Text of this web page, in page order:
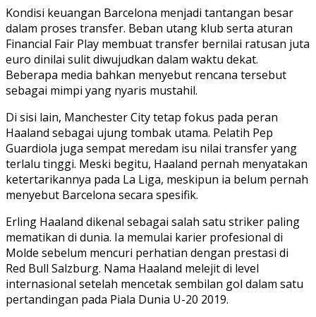
Kondisi keuangan Barcelona menjadi tantangan besar
dalam proses transfer. Beban utang klub serta aturan
Financial Fair Play membuat transfer bernilai ratusan juta
euro dinilai sulit diwujudkan dalam waktu dekat.
Beberapa media bahkan menyebut rencana tersebut
sebagai mimpi yang nyaris mustahil.
Di sisi lain, Manchester City tetap fokus pada peran
Haaland sebagai ujung tombak utama. Pelatih Pep
Guardiola juga sempat meredam isu nilai transfer yang
terlalu tinggi. Meski begitu, Haaland pernah menyatakan
ketertarikannya pada La Liga, meskipun ia belum pernah
menyebut Barcelona secara spesifik.
Erling Haaland dikenal sebagai salah satu striker paling
mematikan di dunia. Ia memulai karier profesional di
Molde sebelum mencuri perhatian dengan prestasi di
Red Bull Salzburg. Nama Haaland melejit di level
internasional setelah mencetak sembilan gol dalam satu
pertandingan pada Piala Dunia U-20 2019.